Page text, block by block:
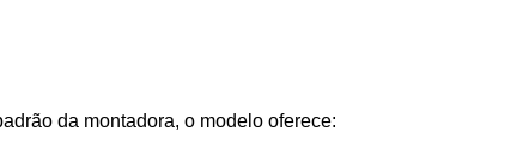
da montadora, o modelo oferece: